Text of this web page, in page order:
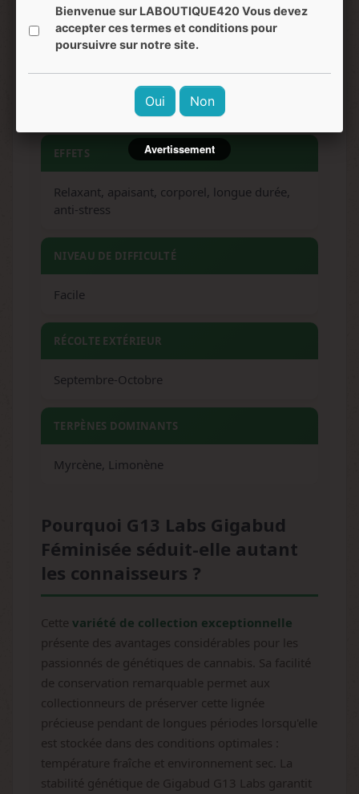
Sucré, terreux, hash, fruité
SAVEURS
Ananas, mandarine, bonbon fruité, hash
EFFETS
Relaxant, apaisant, corporel, longue durée,
anti-stress
NIVEAU DE DIFFICULTÉ
Facile
RÉCOLTE EXTÉRIEUR
Septembre-Octobre
TERPÈNES DOMINANTS
Myrcène, Limonène
Pourquoi G13 Labs Gigabud
Féminisée séduit-elle autant
les connaisseurs ?
Cette variété de collection exceptionnelle
présente des avantages considérables pour les
passionnés de génétiques de cannabis. Sa facilité
de conservation remarquable permet aux
collectionneurs de préserver cette lignée
précieuse pendant de longues périodes lorsqu'elle
est stockée dans des conditions optimales :
température fraîche et environnement sec. La
stabilité génétique de Gigabud G13 Labs garantit
Bienvenue sur LABOUTIQUE420 Vous devez
accepter ces termes et conditions pour
poursuivre sur notre site.
Oui Non
Avertissement